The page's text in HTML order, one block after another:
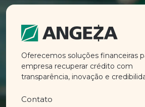
Oferecemos soluções financeiras
empresa recuperar crédito com
transparência, inovação e
Contato